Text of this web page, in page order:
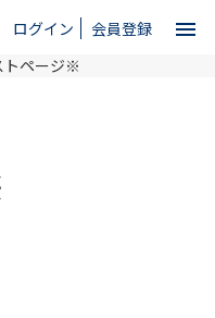
ログイン 会員登録 menu
ページ※